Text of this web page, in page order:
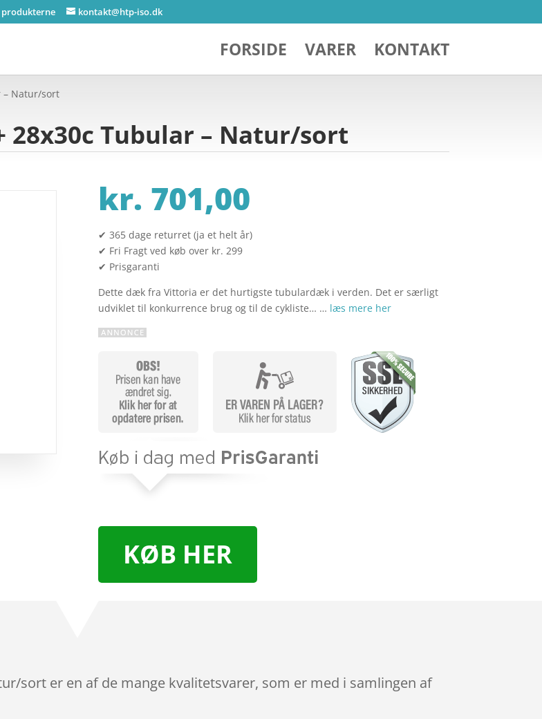
produkterne kontakt@htp-iso.dk
FORSIDE VARER KONTAKT
– Natur/sort
28x30c Tubular – Natur/sort
kr. 701,00
✔ 365 dage returret (ja et helt år)
✔ Fri Fragt ved køb over kr. 299
✔ Prisgaranti
Dette dæk fra Vittoria er det hurtigste tubulardæk i verden. Det er særligt
udviklet til konkurrence brug og til de cykliste… … læs mere her
KØB HER
sort er en af de mange kvalitetsvarer, som er med i samlingen af